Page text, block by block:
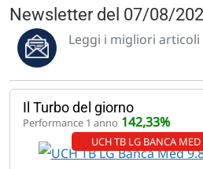
Newsletter del 07/08/
Leggi i migliori
Il Turbo del giorno
Performance 1 anno 142,33%
UCH TB LG BANCA